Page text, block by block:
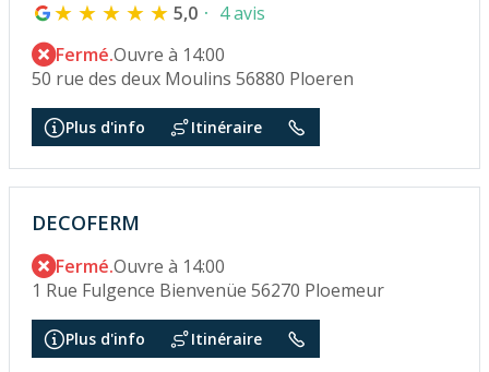
5,0
4 avis
Fermé.Ouvre à 14:00
50 rue des deux Moulins 56880 Ploeren
Plus d'info Itinéraire
DECOFERM
Fermé.Ouvre à 14:00
1 Rue Fulgence Bienvenüe 56270 Ploemeur
Plus d'info Itinéraire